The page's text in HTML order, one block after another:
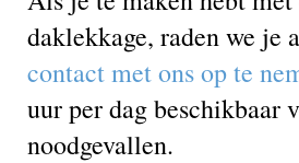
daklekkage, raden we je
contact met ons op te
uur per dag beschikbaar
noodgevallen.